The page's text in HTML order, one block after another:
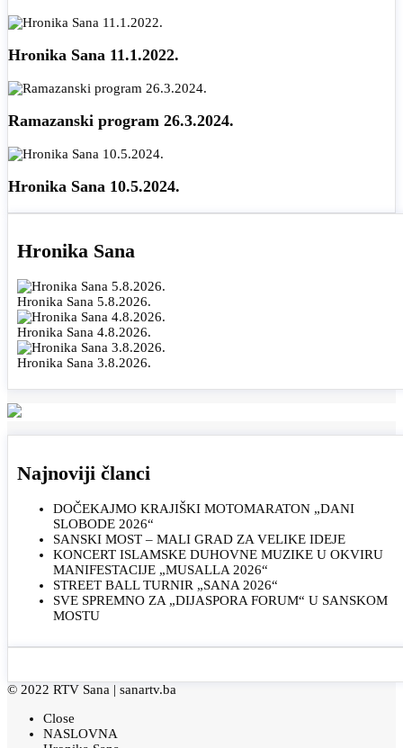
Hronika Sana 11.1.2022.
Ramazanski program 26.3.2024.
Hronika Sana 10.5.2024.
Hronika Sana
Hronika Sana 5.8.2026.
Hronika Sana 4.8.2026.
Hronika Sana 3.8.2026.
Najnoviji članci
DOČEKAJMO KRAJIŠKI MOTOMARATON „DANI
SLOBODE 2026“
SANSKI MOST – MALI GRAD ZA VELIKE IDEJE
KONCERT ISLAMSKE DUHOVNE MUZIKE U OKVIRU
MANIFESTACIJE „MUSALLA 2026“
STREET BALL TURNIR „SANA 2026“
SVE SPREMNO ZA „DIJASPORA FORUM“ U SANSKOM
MOSTU
© 2022 RTV Sana | sanartv.ba
Close
NASLOVNA